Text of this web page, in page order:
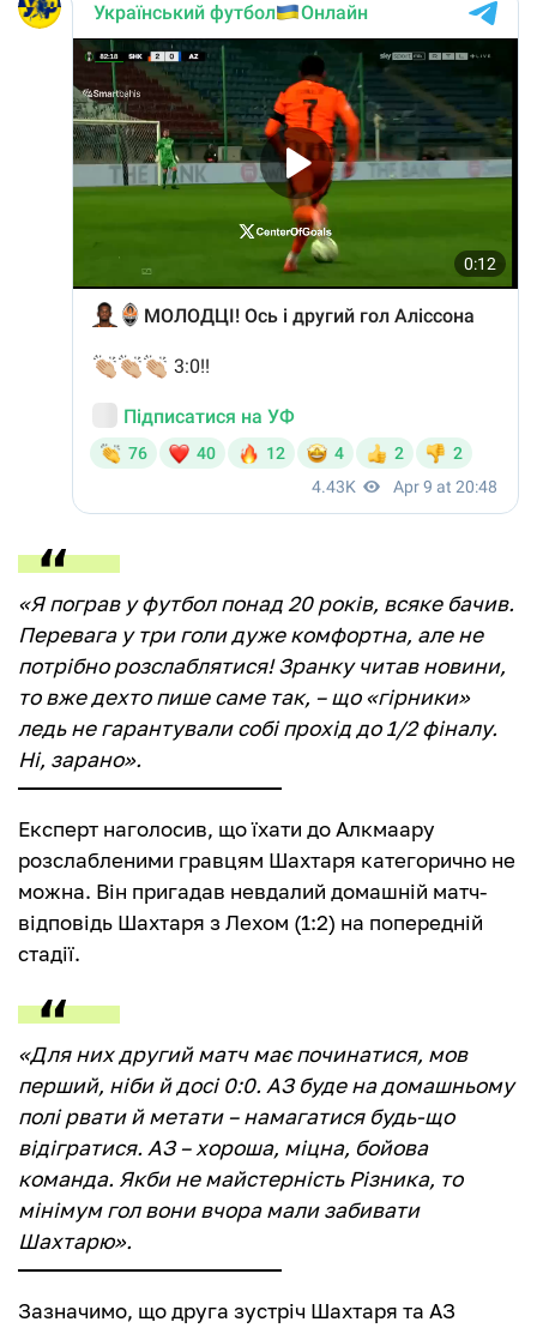
«Я пограв у футбол понад 20 років, всяке бачив.
Перевага у три голи дуже комфортна, але не
потрібно розслаблятися! Зранку читав новини,
то вже дехто пише саме так, – що «гірники»
ледь не гарантували собі прохід до 1/2 фіналу.
Ні, зарано».
Експерт наголосив, що їхати до Алкмаару
розслабленими гравцям Шахтаря категорично не
можна. Він пригадав невдалий домашній матч-
відповідь Шахтаря з Лехом (1:2) на попередній
стадії.
«Для них другий матч має починатися, мов
перший, ніби й досі 0:0. АЗ буде на домашньому
полі рвати й метати – намагатися будь-що
відігратися. АЗ – хороша, міцна, бойова
команда. Якби не майстерність Різника, то
мінімум гол вони вчора мали забивати
Шахтарю».
Зазначимо, що друга зустріч Шахтаря та АЗ